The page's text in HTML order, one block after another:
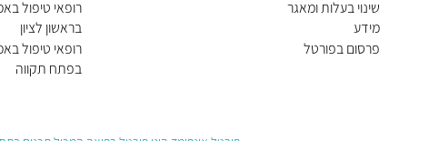
שינוי בעלות ומאגר
מידע
פרסום בפורטל
רופאי טיפול
בראשון לציון
רופאי טיפול
בפתח תקווה